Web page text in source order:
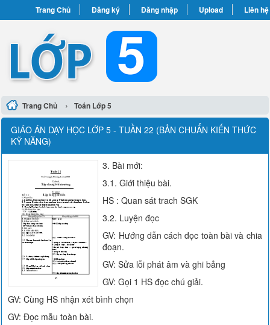
Trang Chủ Đăng ký Đăng nhập Upload Liên hệ
Trang Chủ › Toán Lớp 5
GIÁO ÁN DẠY HỌC LỚP 5 - TUẦN 22 (BẢN CHUẨN KIẾN THỨC
KỸ NĂNG)
3. Bài mới:
3.1. Giới thiệu bài.
HS : Quan sát trach SGK
3.2. Luyện đọc
GV: Hướng dẫn cách đọc toàn bài và chia
đoạn.
GV: Sửa lỗi phát âm và ghi bảng
GV: Gọi 1 HS đọc chú giải.
GV: Cùng HS nhận xét bình chọn
GV: Đọc mẫu toàn bài.